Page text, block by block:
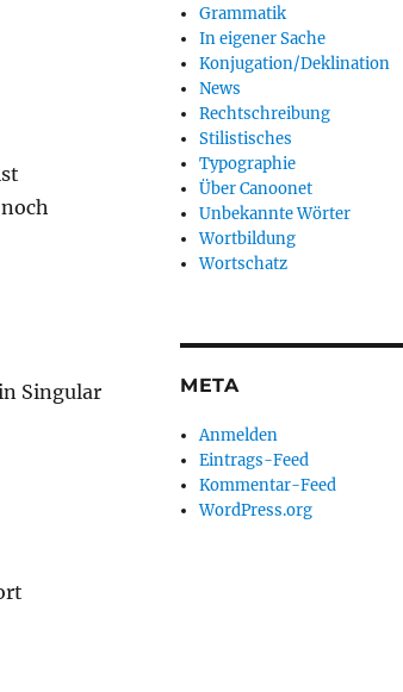
Singular
Grammatik
In eigener Sache
Konjugation/Deklination
News
Rechtschreibung
Stilistisches
Typographie
Über Canoonet
Unbekannte Wörter
Wortbildung
Wortschatz
META
Anmelden
Eintrags-Feed
Kommentar-Feed
WordPress.org